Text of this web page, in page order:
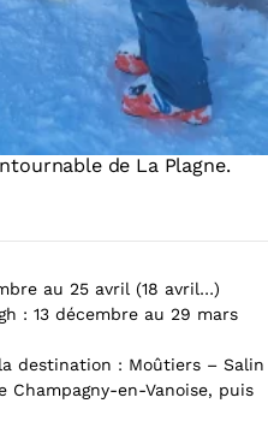
de La Plagne.
au 25 avril (18 avril…)
: 13 décembre au 29 mars
destination : Moûtiers – Salin
en-Vanoise, puis